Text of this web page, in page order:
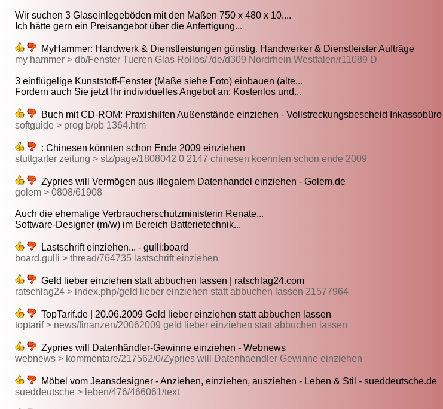
Wir suchen 3 Glaseinlegeböden mit den Maßen 750 x 480 x 10,...
Ich hätte gern ein Preisangebot über die Anfertigung...
MyHammer: Handwerk & Dienstleistungen günstig. Handwerker & Dienstleister Aufträge
my hammer > db/Fenster Tueren Glas Rollos/ /de/d309 Nordrhein Westfalen/r11089 D
3 einflügelige Kunststoff-Fenster (Maße siehe Foto) einbauen (alte...
Fordern auch Sie jetzt Ihr individuelles Angebot an: Kostenlos und...
Buch mit CD-ROM: Praxishilfen Außenstände einziehen - Vollstreckungsbescheid Inkassobüro
softguide > prog b/pb 1364.htm
: Chinesen könnten schon Ende 2009 einziehen
stuttgarter zeitung > stz/page/1808042 0 2147 chinesen koennten schon ende 2009
Zypries will Vermögen aus illegalem Datenhandel einziehen - Golem.de
golem > 0808/61908
Auch die ehemalige Verbraucherschutzministerin Renate...
Software-Designer (m/w) im Bereich Batterietechnik...
Lastschrift einziehen... - gulli:board
board.gulli > thread/764735 lastschrift einziehen
Geld lieber einziehen statt abbuchen lassen | ratschlag24.com
ratschlag24 > index.php/geld lieber einziehen statt abbuchen lassen 21577964
TopTarif.de | 20.06.2009 Geld lieber einziehen statt abbuchen lassen
toptarif > news/finanzen/20062009 geld lieber einziehen statt abbuchen lassen
Zypries will Datenhändler-Gewinne einziehen - Webnews
webnews > kommentare/217562/0/Zypries will Datenhaendler Gewinne einziehen
Möbel vom Jeansdesigner - Anziehen, einziehen, ausziehen - Leben & Stil - sueddeutsche.de
sueddeutsche > leben/476/466061/text